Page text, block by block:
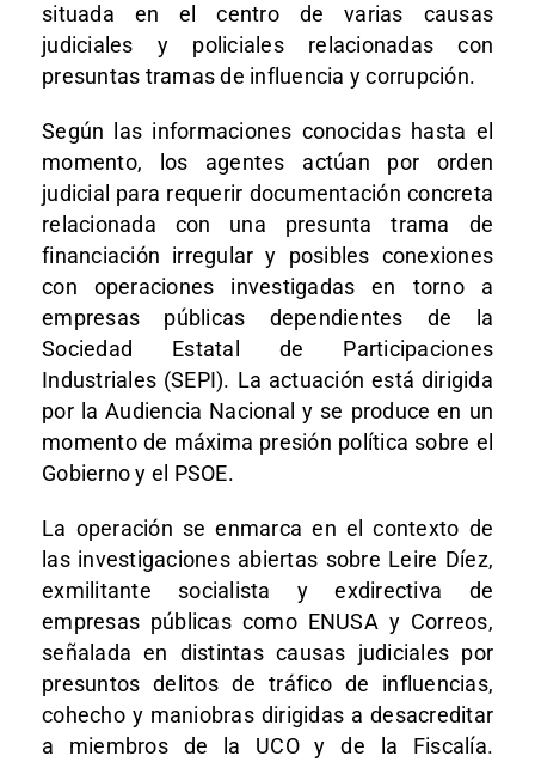
situada en el centro de varias causas
judiciales y policiales relacionadas con
presuntas tramas de influencia y corrupción.
Según las informaciones conocidas hasta el
momento, los agentes actúan por orden
judicial para requerir documentación concreta
relacionada con una presunta trama de
financiación irregular y posibles conexiones
con operaciones investigadas en torno a
empresas públicas dependientes de la
Sociedad Estatal de Participaciones
Industriales (SEPI). La actuación está dirigida
por la Audiencia Nacional y se produce en un
momento de máxima presión política sobre el
Gobierno y el PSOE.
La operación se enmarca en el contexto de
las investigaciones abiertas sobre Leire Díez,
exmilitante socialista y exdirectiva de
empresas públicas como ENUSA y Correos,
señalada en distintas causas judiciales por
presuntos delitos de tráfico de influencias,
cohecho y maniobras dirigidas a desacreditar
a miembros de la UCO y de la Fiscalía.